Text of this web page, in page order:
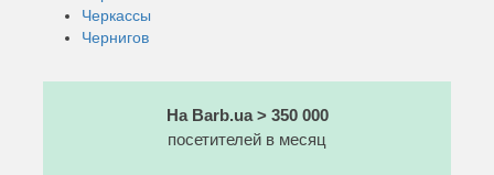
Черкассы
Чернигов
На Barb.ua > 350 000
посетителей в месяц